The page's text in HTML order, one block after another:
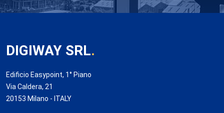
DIGIWAY SRL.
Edificio Easypoint, 1° Piano
Via Caldera, 21
20153 Milano - ITALY